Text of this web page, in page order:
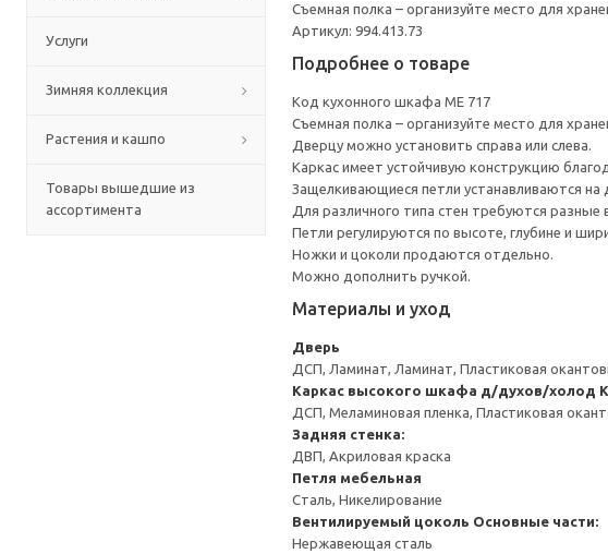
Услуги
Зимняя коллекция
Растения и кашпо
Товары вышедшие из
ассортимента
Съемная полка – организуйте место для
Артикул: 994.413.73
Подробнее о товаре
Код кухонного шкафа ME 717
Съемная полка – организуйте место для
Дверцу можно установить справа или слева.
Каркас имеет устойчивую конструкцию
Защелкивающиеся петли устанавливаются на
Для различного типа стен требуются
Петли регулируются по высоте, глубине и
Ножки и цоколи продаются отдельно.
Можно дополнить ручкой.
Материалы и уход
Дверь
ДСП, Ламинат, Ламинат, Пластиковая
Каркас высокого шкафа д/духов/холод
ДСП, Меламиновая пленка, Пластиковая
Задняя стенка:
ДВП, Акриловая краска
Петля мебельная
Сталь, Никелирование
Вентилируемый цоколь Основные части:
Нержавеющая сталь